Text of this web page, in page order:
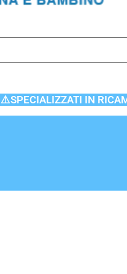
⚠️SPECIALIZZATI IN